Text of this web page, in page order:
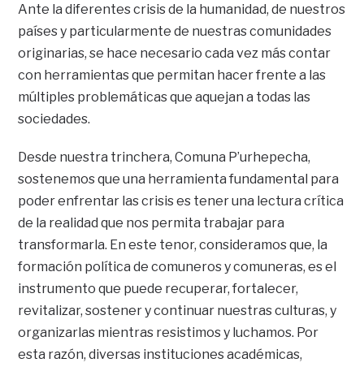
Ante la diferentes crisis de la humanidad, de nuestros
países y particularmente de nuestras comunidades
originarias, se hace necesario cada vez más contar
con herramientas que permitan hacer frente a las
múltiples problemáticas que aquejan a todas las
sociedades.
Desde nuestra trinchera, Comuna P’urhepecha,
sostenemos que una herramienta fundamental para
poder enfrentar las crisis es tener una lectura crítica
de la realidad que nos permita trabajar para
transformarla. En este tenor, consideramos que, la
formación política de comuneros y comuneras, es el
instrumento que puede recuperar, fortalecer,
revitalizar, sostener y continuar nuestras culturas, y
organizarlas mientras resistimos y luchamos. Por
esta razón, diversas instituciones académicas,